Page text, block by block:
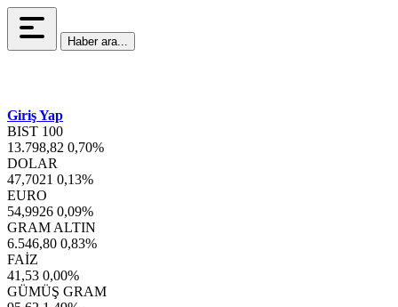
Haber ara...
Giriş Yap
BIST 100
13.798,82 0,70%
DOLAR
47,7021 0,13%
EURO
54,9926 0,09%
GRAM ALTIN
6.546,80 0,83%
FAİZ
41,53 0,00%
GÜMÜŞ GRAM